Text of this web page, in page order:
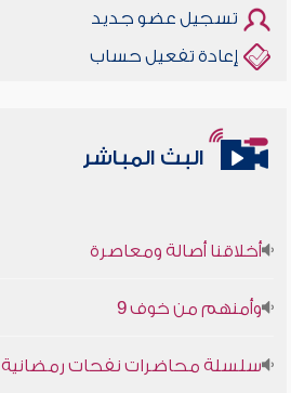
تسجيل عضو جديد
إعادة تفعيل حساب
البث المباشر
أخلاقنا أصالة ومعاصرة
وأمنهم من خوف 9
سلسلة محاضرات نفحات رمضانية 1444هـ